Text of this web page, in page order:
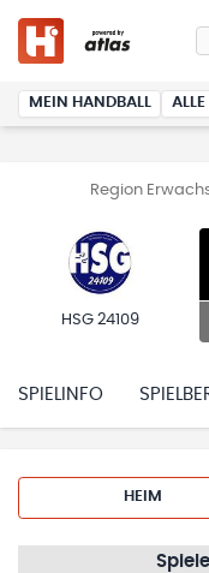
MEIN HANDBALL ALLE
Region
HSG 24109
SPIELINFO
HEIM